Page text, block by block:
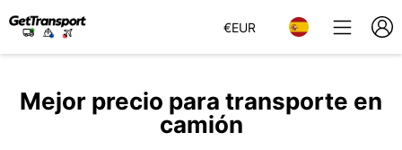
€EUR
Mejor precio para transporte en
camión